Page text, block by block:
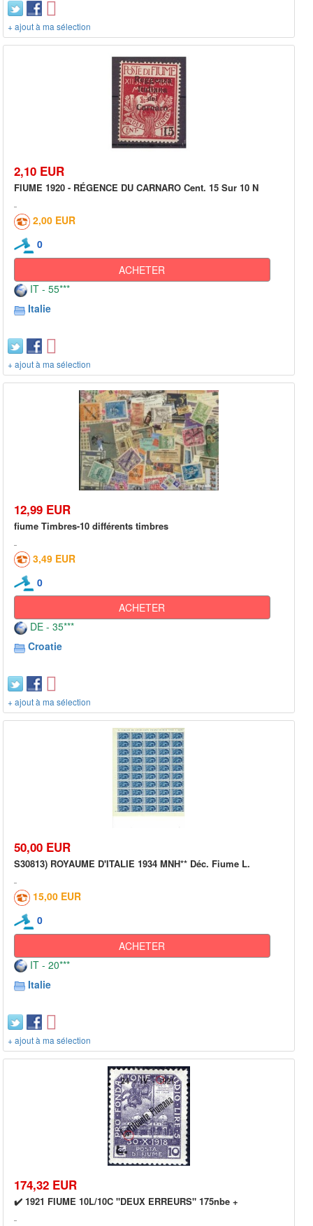
+ ajout à ma sélection
2,10 EUR
FIUME 1920 - RÉGENCE DU CARNARO Cent. 15 Sur 10 N
2,00 EUR
0
ACHETER
IT - 55***
Italie
+ ajout à ma sélection
12,99 EUR
fiume Timbres-10 différents timbres
3,49 EUR
0
ACHETER
DE - 35***
Croatie
+ ajout à ma sélection
50,00 EUR
S30813) ROYAUME D'ITALIE 1934 MNH** Déc. Fiume L.
15,00 EUR
0
ACHETER
IT - 20***
Italie
+ ajout à ma sélection
174,32 EUR
✔️ 1921 FIUME 10L/10C "DEUX ERREURS" 175nbe +